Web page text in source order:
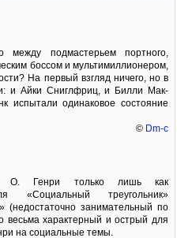
подмастерьем портного,
боссом и мультимиллионером,
На первый взгляд ничего, но в
и Айки Сниглфриц, и Билли Мак-
испытали одинаковое состояние
© Dm-c
О. Генри только лишь как
«Социальный треугольник»
(недостаточно занимательный по
весьма характерный и острый для
на социальные темы.